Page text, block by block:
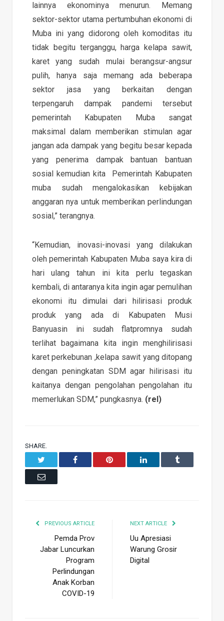
lainnya ekonominya menurun. Memang
sektor-sektor utama pertumbuhan ekonomi di
Muba ini yang didorong oleh komoditas itu
tidak begitu terganggu, harga kelapa sawit,
karet yang sudah mulai berangsur-angsur
pulih, hanya saja memang ada beberapa
sektor jasa yang berkaitan dengan
terpengaruh dampak pandemi tersebut
pemerintah Kabupaten Muba sangat
maksimal dalam memberikan stimulan agar
jangan ada dampak yang begitu besar kepada
yang penerima dampak bantuan bantuan
sosial kemudian kita Pemerintah Kabupaten
muba sudah mengalokasikan kebijakan
anggaran nya untuk memberikan perlindungan
sosial,” terangnya.
“Kemudian, inovasi-inovasi yang dilakukan
oleh pemerintah Kabupaten Muba saya kira di
hari ulang tahun ini kita perlu tegaskan
kembali, di antaranya kita ingin agar pemulihan
ekonomi itu dimulai dari hilirisasi produk
produk yang ada di Kabupaten Musi
Banyuasin ini sudah flatpromnya sudah
terlihat bagaimana kita ingin menghilirisasi
karet perkebunan ,kelapa sawit yang ditopang
dengan peningkatan SDM agar hilirisasi itu
kaitanya dengan pengolahan pengolahan itu
memerlukan SDM,” pungkasnya. (rel)
SHARE.
Facebook Pinterest LinkedIn Tumblr
Email
PREVIOUS ARTICLE
Pemda Prov
Jabar Luncurkan
Program
Perlindungan
Anak Korban
COVID-19
NEXT ARTICLE
Uu Apresiasi
Warung Grosir
Digital